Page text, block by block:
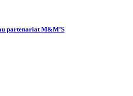
partenariat M&M’S